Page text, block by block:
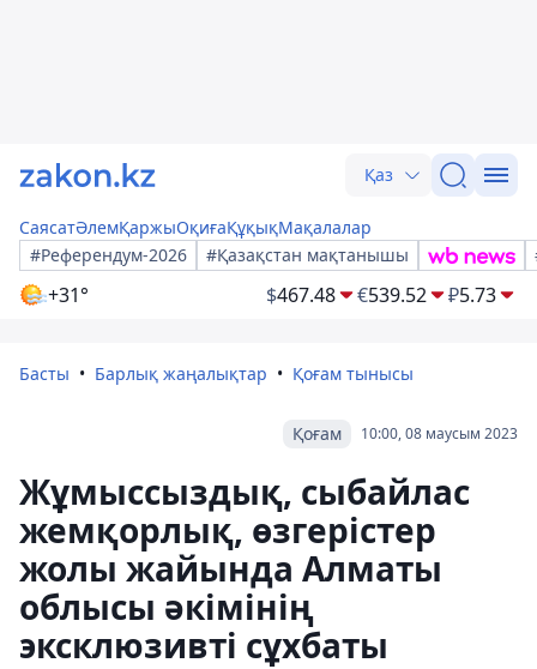
Қаз
СаясатӘлемҚаржыОқиғаҚұқықМақалалар
#Референдум-2026
#Қазақстан мақтанышы
+31° $467.48 €539.52 ₽5.73
Басты Барлық жаңалықтар Қоғам тынысы
10:00, 08 маусым 2023
Қоғам
Жұмыссыздық, сыбайлас
жемқорлық, өзгерістер
жолы жайында Алматы
облысы әкімінің
эксклюзивті сұхбаты